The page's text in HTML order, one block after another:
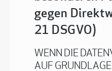
gegen
21 DSGVO)
WENN DIE
AUF